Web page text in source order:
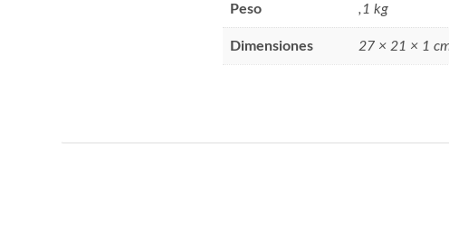
Peso ,1 kg
Dimensiones 27 × 21 × 1